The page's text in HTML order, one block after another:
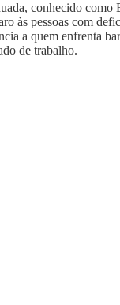
conhecido como
às pessoas com
a quem enfrenta
de trabalho.